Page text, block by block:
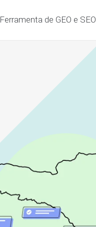
Ferramenta de GEO e SEO